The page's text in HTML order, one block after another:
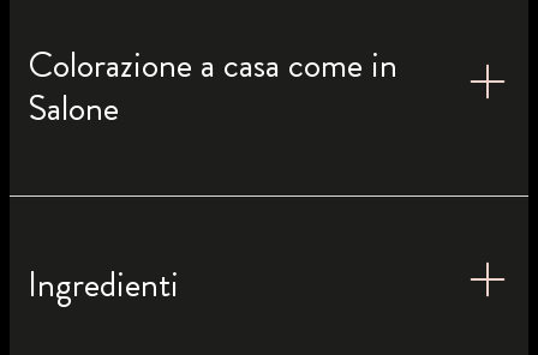
Colorazione a casa come in
Salone
Ingredienti